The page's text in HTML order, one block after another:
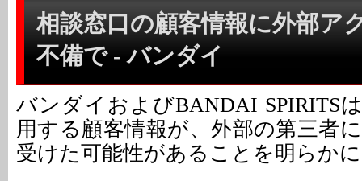
相談窓口の顧客情報に外部ア
不備で - バンダイ
バンダイおよびBANDAI SPIRITS
用する顧客情報が、外部の第三者
受けた可能性があることを明らか